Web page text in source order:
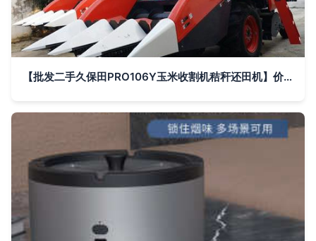
【批发二手久保田PRO106Y玉米收割机秸秆还田机】价格_厂家_图片 -